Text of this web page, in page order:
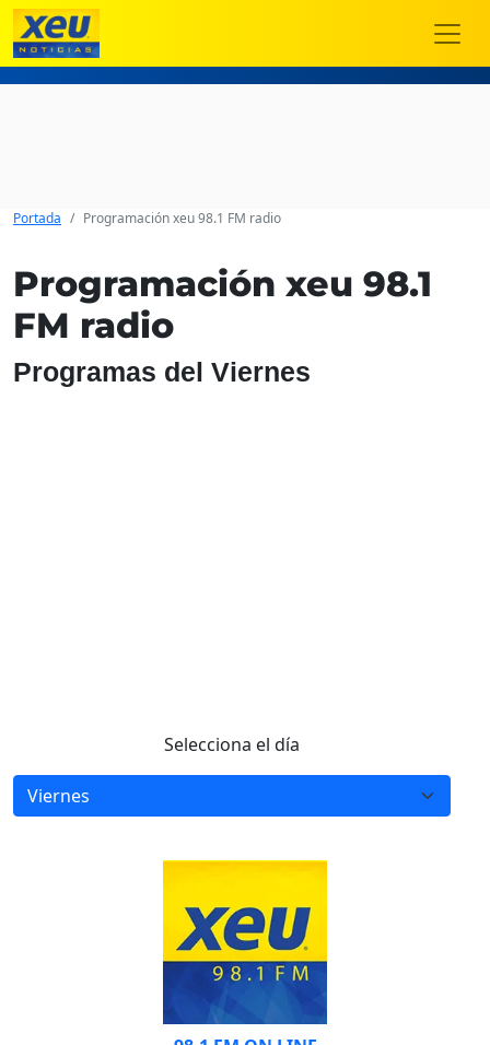
Portada Programación xeu 98.1 FM radio
Programación xeu 98.1
FM radio
Programas del Viernes
Selecciona el día